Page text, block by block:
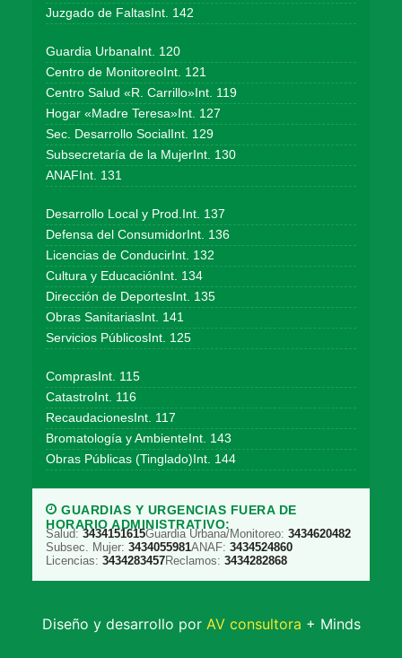
Juzgado de FaltasInt. 142
Guardia UrbanaInt. 120
Centro de MonitoreoInt. 121
Centro Salud «R. Carrillo»Int. 119
Hogar «Madre Teresa»Int. 127
Sec. Desarrollo SocialInt. 129
Subsecretaría de la MujerInt. 130
ANAFInt. 131
Desarrollo Local y Prod.Int. 137
Defensa del ConsumidorInt. 136
Licencias de ConducirInt. 132
Cultura y EducaciónInt. 134
Dirección de DeportesInt. 135
Obras SanitariasInt. 141
Servicios PúblicosInt. 125
ComprasInt. 115
CatastroInt. 116
RecaudacionesInt. 117
Bromatología y AmbienteInt. 143
Obras Públicas (Tinglado)Int. 144
GUARDIAS Y URGENCIAS FUERA DE
HORARIO ADMINISTRATIVO:
Salud: 3434151615Guardia Urbana/Monitoreo: 3434620482
Subsec. Mujer: 3434055981ANAF: 3434524860
Licencias: 3434283457Reclamos: 3434282868
Diseño y desarrollo por AV consultora + Minds